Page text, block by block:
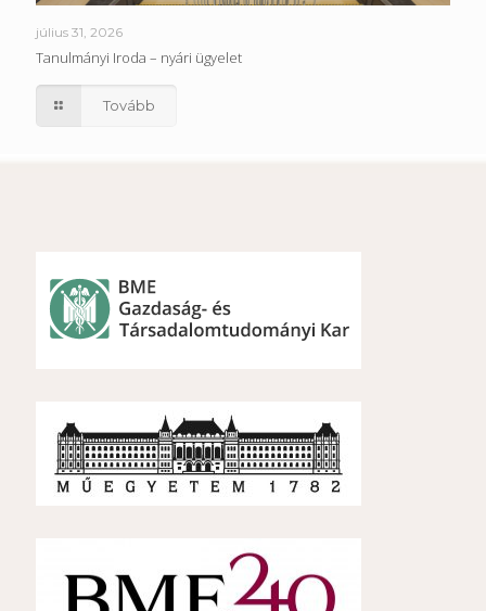
július 31, 2026
Tanulmányi Iroda – nyári ügyelet
Tovább